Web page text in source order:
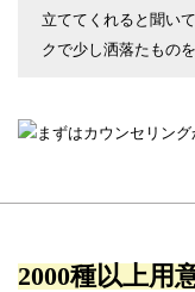
立ててくれると聞い
クで少し洒落たもの
2000種以上用